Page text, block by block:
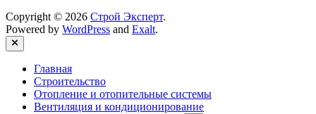
Copyright © 2026 Строй Эксперт.
Powered by WordPress and Exalt.
Close
Главная
Строительство
Отопление и отопительные системы
Вентиляция и кондиционирование